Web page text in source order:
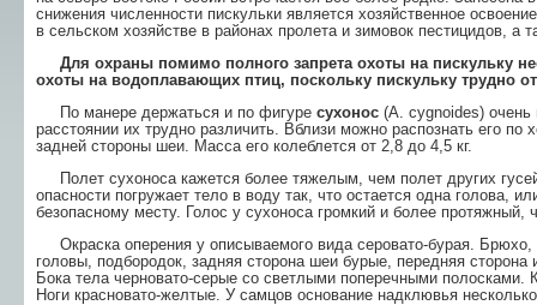
снижения числен­ности пискульки является хозяйственное
в сельском хозяйстве в районах пролета и зимовок пестицидов, а
Для охраны помимо полного запрета охоты на пискульку
охоты на водоплавающих птиц, пос­кольку пискульку трудно
По манере держаться и по фигуре сухонос(А. cygnoides) очень
расстоянии их трудно раз­личить. Вблизи можно распознать его
зад­ней стороны шеи. Масса его колеблется от 2,8 до 4,5 кг.
Полет сухоноса кажется более тяжелым, чем полет других
опасности погружает тело в воду так, что остается одна голова,
безо­пасному месту. Голос у сухоноса громкий и бо­лее протяжный,
Окраска оперения у описываемого вида серова­то-бурая. Брюхо,
головы, подбородок, задняя сторона шеи бурые, передняя
Бока тела черновато-серые со светлыми поперечными
Ноги красновато-желтые. У самцов осно­вание надклювья